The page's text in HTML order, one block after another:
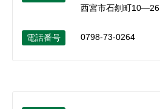
西宮市石刎町10―26
電話番号 0798-73-0264